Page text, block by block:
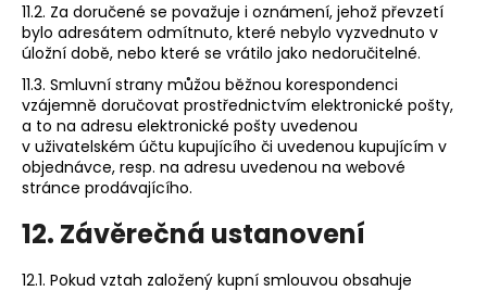
11.2. Za doručené se považuje i oznámení, jehož převzetí
bylo adresátem odmítnuto, které nebylo vyzvednuto v
úložní době, nebo které se vrátilo jako nedoručitelné.
11.3. Smluvní strany můžou běžnou korespondenci
vzájemně doručovat prostřednictvím elektronické pošty,
a to na adresu elektronické pošty uvedenou
v uživatelském účtu kupujícího či uvedenou kupujícím v
objednávce, resp. na adresu uvedenou na webové
stránce prodávajícího.
12. Závěrečná ustanovení
12.1. Pokud vztah založený kupní smlouvou obsahuje